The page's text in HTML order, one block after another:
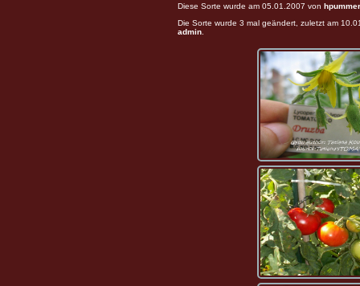
Diese Sorte wurde am 05.01.2007 von hpummer
Die Sorte wurde 3 mal geändert, zuletzt am
admin